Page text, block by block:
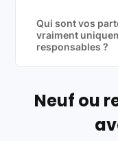
produits officiels
reconditionné de
Qui sont vos
vraiment
responsables ?
Labels
Neuf ou